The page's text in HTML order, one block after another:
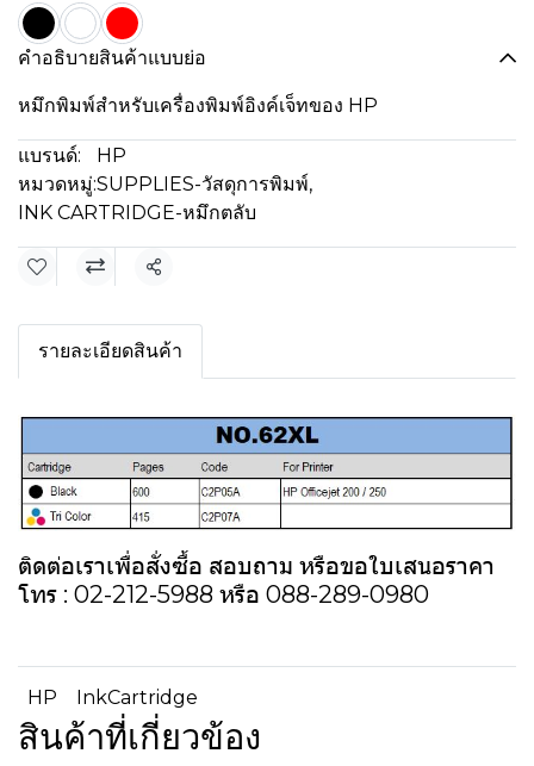
คำอธิบายสินค้าแบบย่อ
หมึกพิมพ์สำหรับเครื่องพิมพ์อิงค์เจ็ทของ HP
แบรนด์:
HP
หมวดหมู่:SUPPLIES-วัสดุการพิมพ์,
INK CARTRIDGE-หมึกตลับ
แชร์
รายละเอียดสินค้า
ติดต่อเราเพื่อสั่งซื้อ สอบถาม หรือขอใบเสนอราคา
โทร : 02-212-5988 หรือ 088-289-0980
HP InkCartridge
สินค้าที่เกี่ยวข้อง